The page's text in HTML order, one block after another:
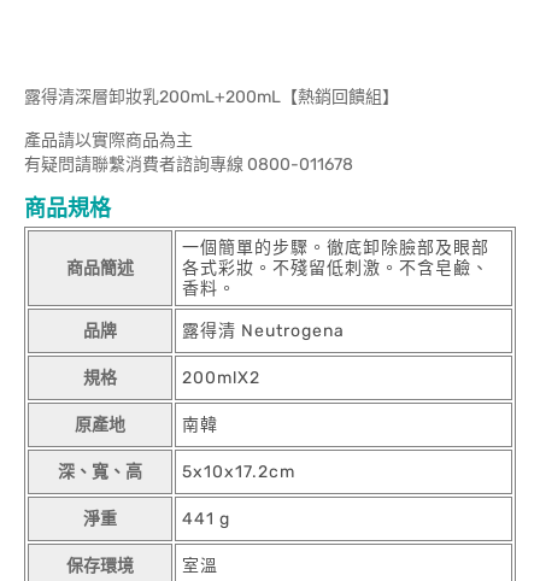
露得清深層卸妝乳200mL+200mL【熱銷回饋組】
產品請以實際商品為主
有疑問請聯繫消費者諮詢專線 0800-011678
商品規格
商品簡述
一個簡單的步驟。徹底卸除臉部及眼部
各式彩妝。不殘留低刺激。不含皂鹼、
香料。
品牌 露得清 Neutrogena
規格 200mlX2
原產地 南韓
深、寬、高 5x10x17.2cm
淨重 441 g
保存環境 室溫